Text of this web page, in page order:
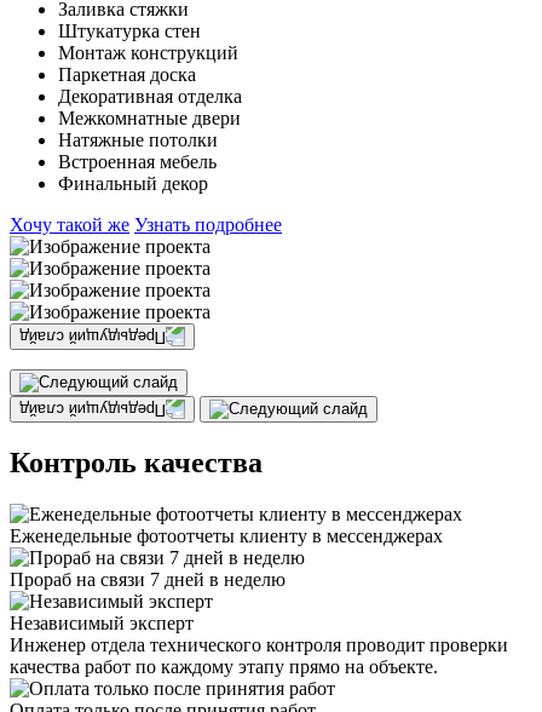
Заливка стяжки
Штукатурка стен
Монтаж конструкций
Паркетная доска
Декоративная отделка
Межкомнатные двери
Натяжные потолки
Встроенная мебель
Финальный декор
Хочу такой же Узнать подробнее
Контроль качества
Еженедельные фотоотчеты клиенту в мессенджерах
Прораб на связи 7 дней в неделю
Независимый эксперт
Инженер отдела технического контроля проводит проверки
качества работ по каждому этапу прямо на объекте.